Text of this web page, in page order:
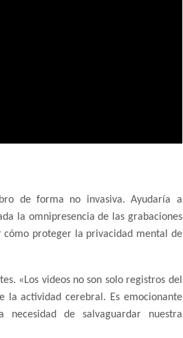
de forma no invasiva. Ayudaría a
la omnipresencia de las grabaciones
cómo proteger la privacidad mental de
«Los videos no son solo registros del
la actividad cerebral. Es emocionante
de salvaguardar nuestra